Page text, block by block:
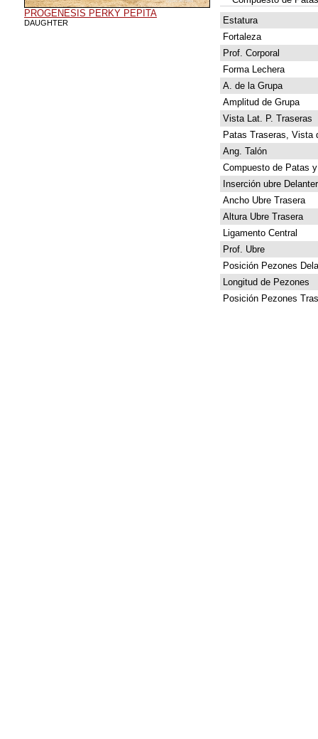
PROGENESIS PERKY PEPITA
DAUGHTER
Estatura
Fortaleza
Prof. Corporal
Forma Lechera
A. de la Grupa
Amplitud de Grupa
Vista Lat. P. Traseras
Patas Traseras, Vista
Ang. Talón
Compuesto de Patas
Inserción ubre
Ancho Ubre Trasera
Altura Ubre Trasera
Ligamento Central
Prof. Ubre
Posición Pezones
Longitud de Pezones
Posición Pezones